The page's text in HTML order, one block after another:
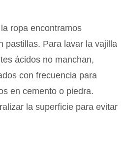
ropa encontramos
pastillas. Para lavar la vajilla
ácidos no manchan,
con frecuencia para
en cemento o piedra.
la superficie para evitar